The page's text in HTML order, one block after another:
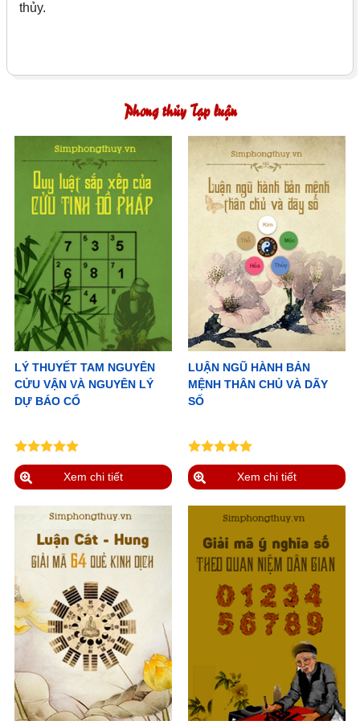
thủy.
Phong thủy Tạp luận
LÝ THUYẾT TAM NGUYÊN
CỬU VẬN VÀ NGUYÊN LÝ
DỰ BÁO CỔ
Xem chi tiết
LUẬN NGŨ HÀNH BẢN
MỆNH THÂN CHỦ VÀ DÃY
SỐ
Xem chi tiết